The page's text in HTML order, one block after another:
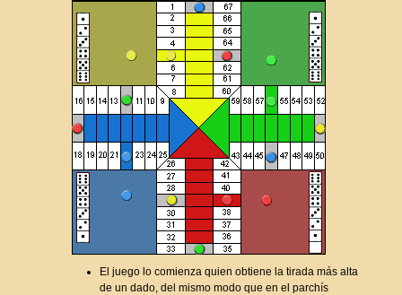
El juego lo comienza quien obtiene la tirada más alta
de un dado, del mismo modo que en el parchís